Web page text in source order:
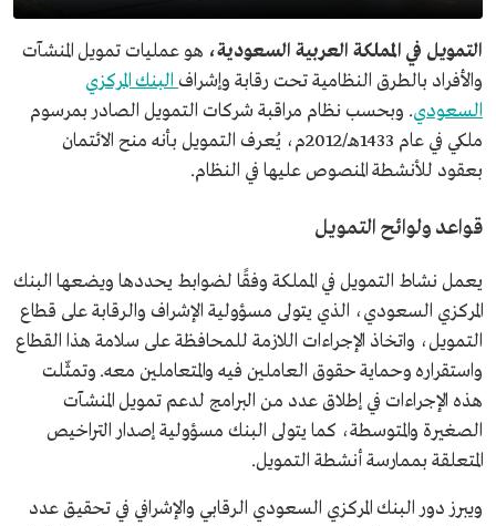
التمويل في المملكة العربية السعودية، هو عمليات تمويل المنشآت
والأفراد بالطرق النظامية تحت رقابة وإشراف البنك المركزي
السعودي. وبحسب نظام مراقبة شركات التمويل الصادر بمرسوم
ملكي في عام 1433هـ/2012م، يُعرف التمويل بأنه منح الائتمان
بعقود للأنشطة المنصوص عليها في النظام.
قواعد ولوائح التمويل
يعمل نشاط التمويل في المملكة وفقًا لضوابط يحددها ويضعها البنك
المركزي السعودي، الذي يتولى مسؤولية الإشراف والرقابة على قطاع
التمويل، واتخاذ الإجراءات اللازمة للمحافظة على سلامة هذا القطاع
واستقراره وحماية حقوق العاملين فيه والمتعاملين معه. وتمثّلت
هذه الإجراءات في إطلاق عدد من البرامج لدعم تمويل المنشآت
الصغيرة والمتوسطة، كما يتولى البنك مسؤولية إصدار التراخيص
المتعلقة بممارسة أنشطة التمويل.
ويبرز دور البنك المركزي السعودي الرقابي والإشرافي في تحقيق عدد